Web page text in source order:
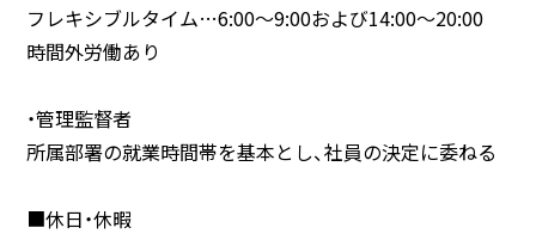
フレキシブルタイム…6:00～9:00および14:00～20:00
時間外労働あり
・管理監督者
所属部署の就業時間帯を基本とし、社員の決定に委ねる
■休日・休暇